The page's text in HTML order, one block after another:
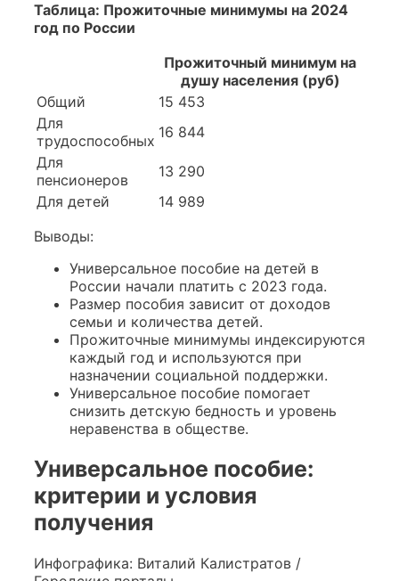
Таблица: Прожиточные минимумы на 2024
год по России
Прожиточный минимум на
душу населения (руб)
Общий
15 453
Для
трудоспособных 16 844
Для
пенсионеров
13 290
Для детей
14 989
Выводы:
Универсальное пособие на детей в
России начали платить с 2023 года.
Размер пособия зависит от доходов
семьи и количества детей.
Прожиточные минимумы индексируются
каждый год и используются при
назначении социальной поддержки.
Универсальное пособие помогает
снизить детскую бедность и уровень
неравенства в обществе.
Универсальное пособие:
критерии и условия
получения
Инфографика: Виталий Калистратов /